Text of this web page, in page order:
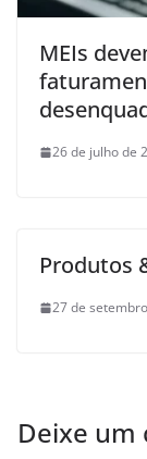
MEIs
26 de julho de
Produtos
27 de
Deixe